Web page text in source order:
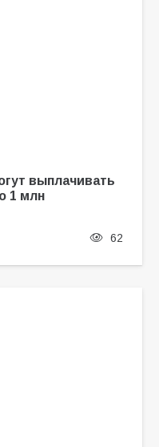
выплачивать
1 млн
62